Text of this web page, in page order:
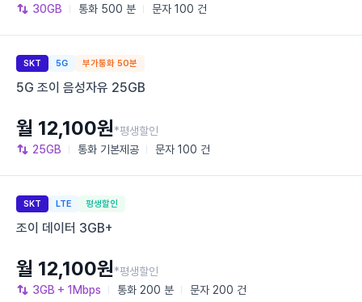
30GB 통화 500 분 문자 100 건
SKT 5G 부가통화 50분
5G 조이 음성자유 25GB
25GB 통화 기본제공 문자 100 건
월 12,100원*평생할인
SKT LTE 평생할인
조이 데이터 3GB+
3GB + 1Mbps 통화 200 분 문자 200 건
월 12,100원*평생할인